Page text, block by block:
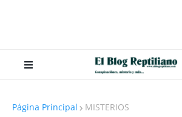
Página Principal MISTERIOS